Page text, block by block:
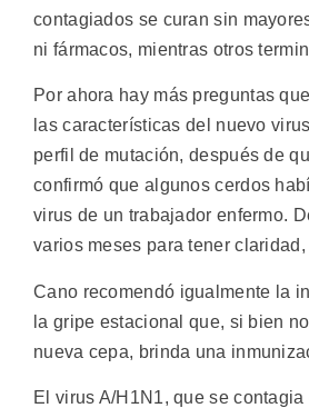
contagiados se curan sin
ni fármacos, mientras otros
Por ahora hay más preguntas
las características del nuevo
perfil de mutación, después de
confirmó que algunos cerdos
virus de un trabajador enfermo.
varios meses para tener
Cano recomendó igualmente la
la gripe estacional que, si bien
nueva cepa, brinda una
El virus A/H1N1, que se